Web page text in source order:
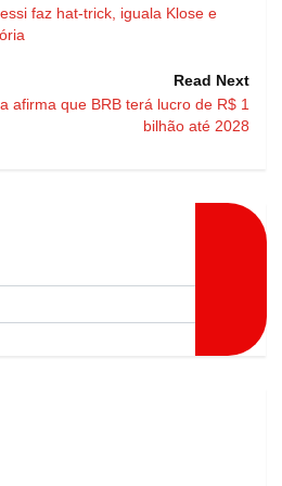
faz hat-trick, iguala Klose e
Read Next
afirma que BRB terá lucro de R$ 1
bilhão até 2028